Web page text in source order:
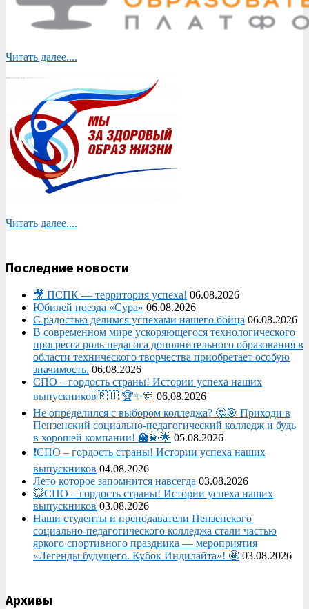
Читать далее....
Читать далее....
Последние новости
🎥 ПСПК — территория успеха! 06.08.2026
Юбилей поезда «Сура» 06.08.2026
С радостью делимся успехами нашего бойца 06.08.2026
В современном мире ускоряющегося технологического
прогресса роль педагога дополнительного образования в
области технического творчества приобретает особую
значимость. 06.08.2026
СПО – гордость страны! Истории успеха наших
выпускников🇷🇺 🏆✨🎊 06.08.2026
Не определился с выбором колледжа? 🤔🎯 Приходи в
Пензенский социально-педагогический колледж и будь
в хорошей компании! 🏫💫🌟 05.08.2026
❗СПО – гордость страны! Истории успеха наших
выпускников 04.08.2026
Лето которое запомнится навсегда 03.08.2026
💥СПО – гордость страны! Истории успеха наших
выпускников 03.08.2026
Наши студенты и преподаватели Пензенского
социально‑педагогического колледжа стали частью
яркого спортивного праздника — мероприятия
«Легенды будущего. Кубок Индилайта»! 🤩 03.08.2026
Архивы